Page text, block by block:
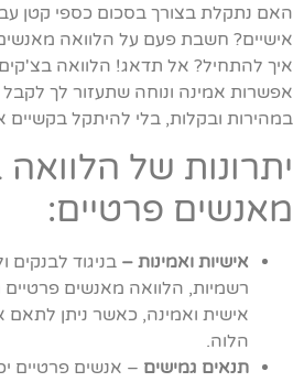
האם נתקלת בצורך בסכום כספי קטן
אישיים? חשבת פעם על הלוואה
איך להתחיל? אל תדאג! הלוואה
אפשרות אמינה ונוחה שתעזור לך
במהירות ובקלות, בלי להיתקל בקשיים
יתרונות של
מאנשים פרטיים:
אישיות ואמינות – בניגוד לבנקים
רשמיות, הלוואה מאנשים פרטיים
אישית ואמינה, כאשר ניתן לתאם
הלוה.
תנאים גמישים – אנשים פרטיים